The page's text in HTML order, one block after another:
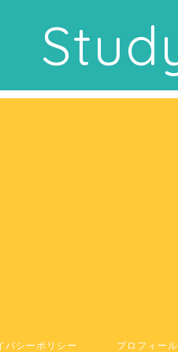
バシーポリシー プロフィール